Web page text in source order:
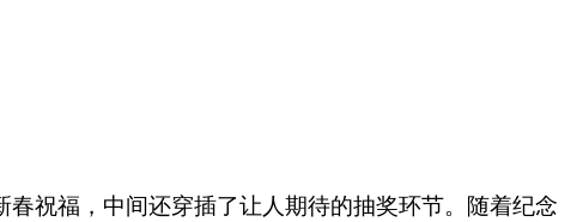
祝福，中间还穿插了让人期待的抽奖环节。随着纪念